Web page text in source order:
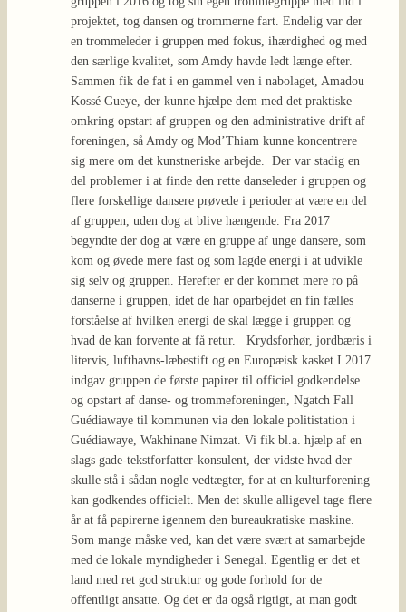
projektet, tog dansen og trommerne fart. Endelig var der
en trommeleder i gruppen med fokus, ihærdighed og med
den særlige kvalitet, som Amdy havde ledt længe efter.
Sammen fik de fat i en gammel ven i nabolaget, Amadou
Kossé Gueye, der kunne hjælpe dem med det praktiske
omkring opstart af gruppen og den administrative drift af
foreningen, så Amdy og Mod’Thiam kunne koncentrere
sig mere om det kunstneriske arbejde. Der var stadig en
del problemer i at finde den rette danseleder i gruppen og
flere forskellige dansere prøvede i perioder at være en del
af gruppen, uden dog at blive hængende. Fra 2017
begyndte der dog at være en gruppe af unge dansere, som
kom og øvede mere fast og som lagde energi i at udvikle
sig selv og gruppen. Herefter er der kommet mere ro på
danserne i gruppen, idet de har oparbejdet en fin fælles
forståelse af hvilken energi de skal lægge i gruppen og
hvad de kan forvente at få retur. Krydsforhør, jordbæris i
litervis, lufthavns-læbestift og en Europæisk kasket I 2017
indgav gruppen de første papirer til officiel godkendelse
og opstart af danse- og trommeforeningen, Ngatch Fall
Guédiawaye til kommunen via den lokale politistation i
Guédiawaye, Wakhinane Nimzat. Vi fik bl.a. hjælp af en
slags gade-tekstforfatter-konsulent, der vidste hvad der
skulle stå i sådan nogle vedtægter, for at en kulturforening
kan godkendes officielt. Men det skulle alligevel tage flere
år at få papirerne igennem den bureaukratiske maskine.
Som mange måske ved, kan det være svært at samarbejde
med de lokale myndigheder i Senegal. Egentlig er det et
land med ret god struktur og gode forhold for de
offentligt ansatte. Og det er da også rigtigt, at man godt